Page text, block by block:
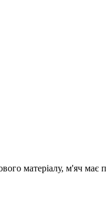
матеріалу, м'яч має